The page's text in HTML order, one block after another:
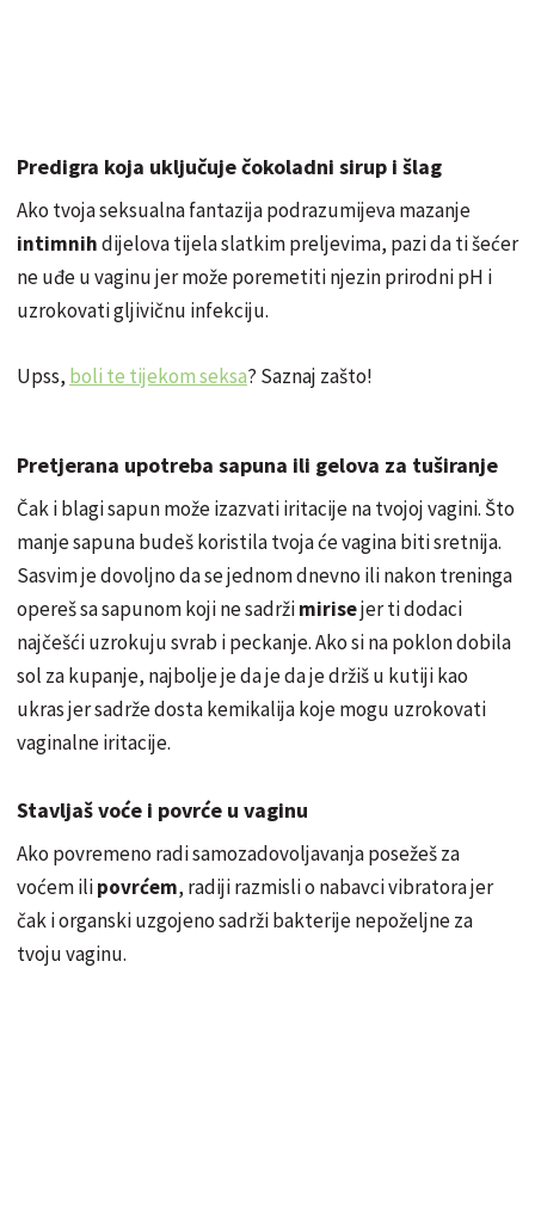
Predigra koja uključuje čokoladni sirup i šlag
Ako tvoja seksualna fantazija podrazumijeva mazanje
intimnihdijelova tijela slatkim preljevima, pazi da ti šećer
ne uđe u vaginu jer može poremetiti njezin prirodni pH i
uzrokovati gljivičnu infekciju.
Upss, boli te tijekom seksa? Saznaj zašto!
Pretjerana upotreba sapuna ili gelova za tuširanje
Čak i blagi sapun možeizazvatiiritacije na tvojoj vagini. Što
manje sapuna budeš koristila tvoja će vagina biti sretnija.
Sasvimje dovoljno da se jednom dnevno ili nakon treninga
opereš sa sapunom koji ne sadržimirisejer ti dodaci
najčešći uzrokuju svrab i peckanje. Ako si na poklon dobila
sol za kupanje, najbolje je da je da je držiš u kutiji kao
ukras jer sadrže dosta kemikalija koje mogu uzrokovati
vaginalne iritacije.
Stavljaš voće i povrće u vaginu
Ako povremeno radi samozadovoljavanja posežeš za
voćem ilipovrćem, radiji razmisli o nabavci vibratora jer
čak i organski uzgojeno sadrži bakterije nepoželjne za
tvoju vaginu.